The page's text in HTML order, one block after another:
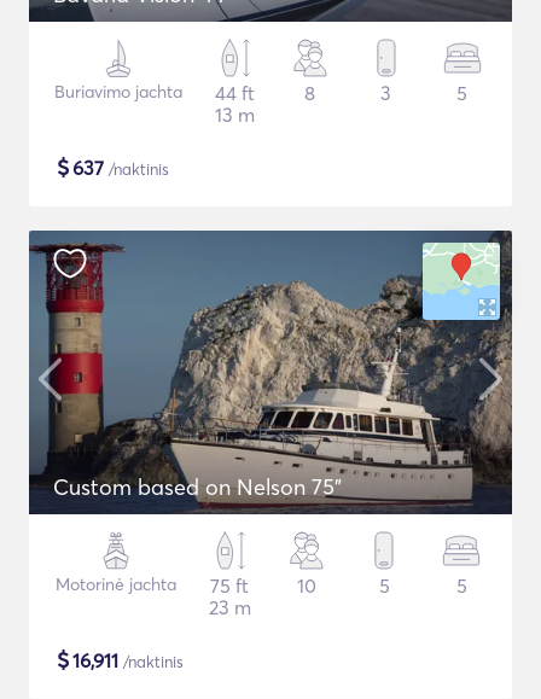
Buriavimo jachta
44 ft
13 m
8 3 5
$637 /naktinis
Custom based on Nelson 75"
Motorinė jachta
75 ft
23 m
10 5 5
$16,911 /naktinis